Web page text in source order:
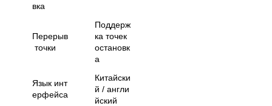
вка
Перерыв
точки
Поддерж
ка точек
остановк
а
Язык инт
ерфейса
Китайски
й / англи
йский